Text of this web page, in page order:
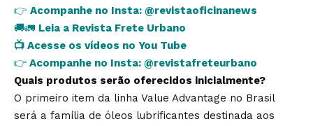
👉 Acompanhe no Insta: @revistaoficinanews
🚚🚛 Leia a Revista Frete Urbano
📺 Acesse os vídeos no You Tube
👉 Acompanhe no Insta: @revistafreteurbano
Quais produtos serão oferecidos inicialmente?
O primeiro item da linha Value Advantage no Brasil
será a família de óleos lubrificantes destinada aos